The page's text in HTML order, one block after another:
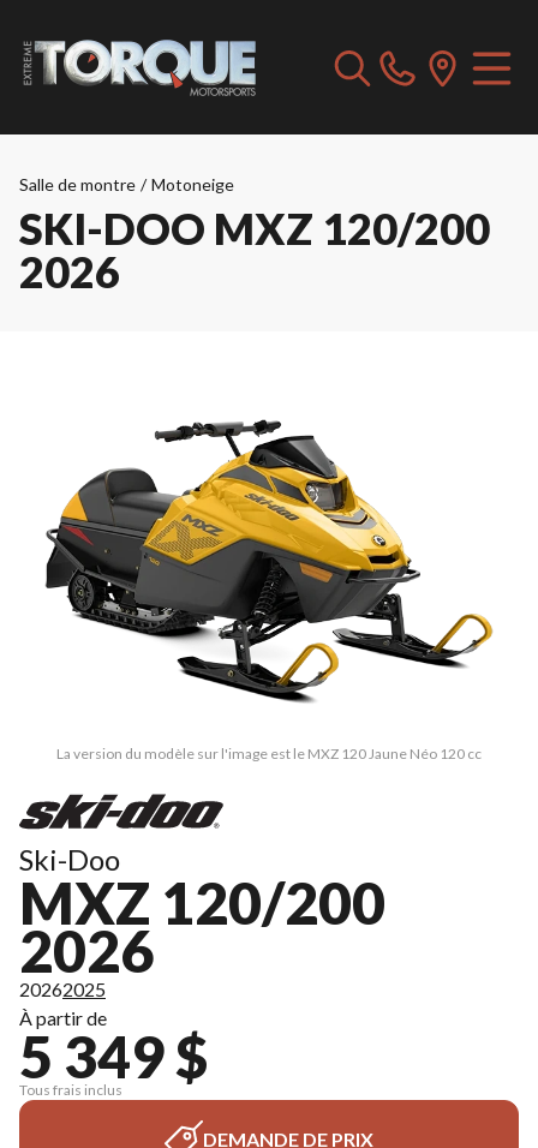
Salle de montre / Motoneige
SKI-DOO MXZ 120/200
2026
La version du modèle sur l'image est le MXZ 120 Jaune Néo 120 cc
Ski-Doo
MXZ 120/200
2026
20262025
À partir de
5 349 $
Tous frais inclus
DEMANDE DE PRIX